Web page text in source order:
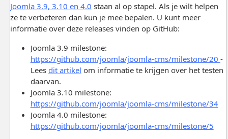
Joomla 3.9, 3.10 en 4.0 staan al op stapel. Als je wilt helpen
ze te verbeteren dan kun je mee bepalen. U kunt meer
informatie over deze releases vinden op GitHub:
Joomla 3.9 milestone:
https://github.com/joomla/joomla-cms/milestone/20 -
Lees dit artikel om informatie te krijgen over het testen
daarvan.
Joomla 3.10 milestone:
https://github.com/joomla/joomla-cms/milestone/34
Joomla 4.0 milestone:
https://github.com/joomla/joomla-cms/milestone/5